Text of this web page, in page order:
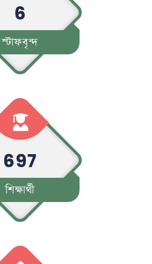
6
স্টাফবৃন্দ
697
শিক্ষার্থী